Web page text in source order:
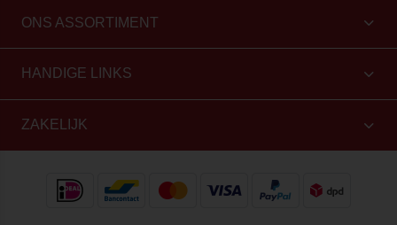
ONS ASSORTIMENT
HANDIGE LINKS
ZAKELIJK